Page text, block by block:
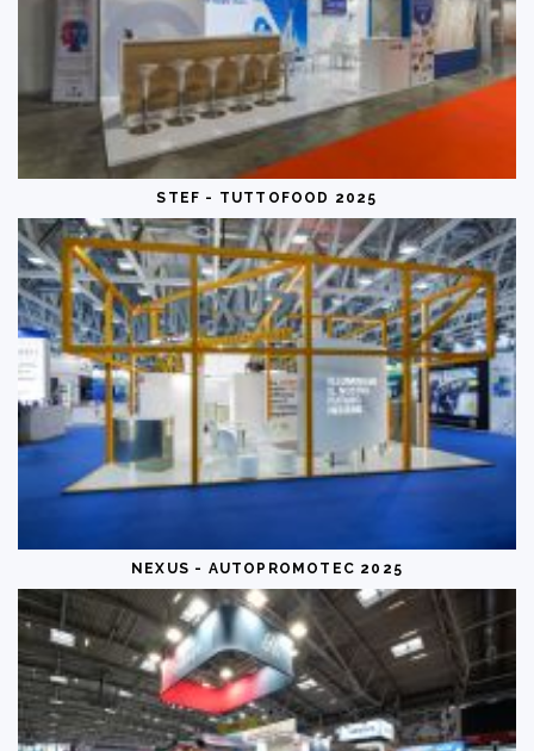
STEF - TUTTOFOOD 2025
NEXUS - AUTOPROMOTEC 2025